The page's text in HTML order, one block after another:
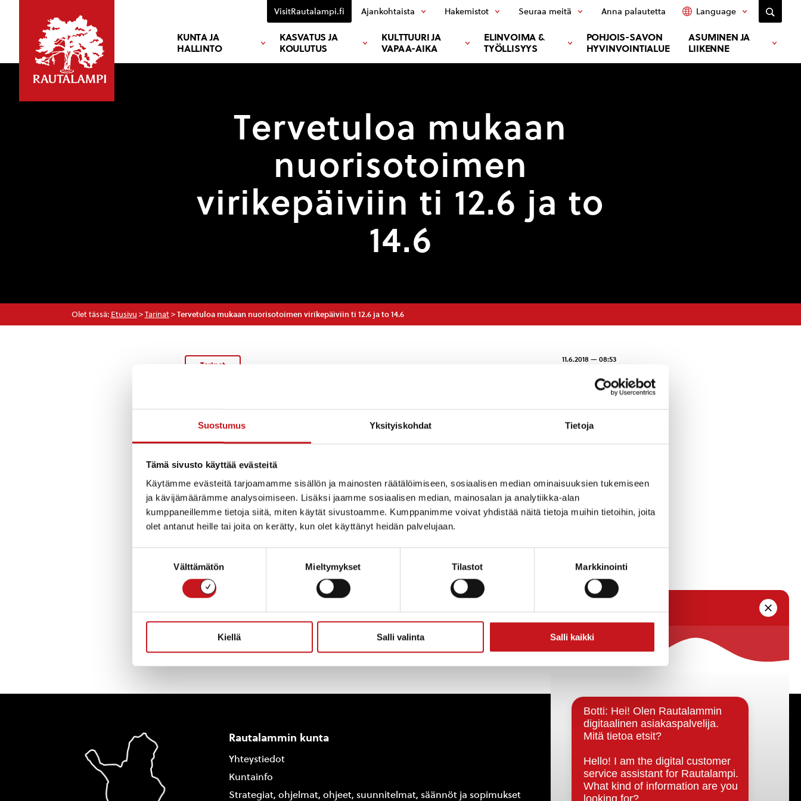
Suostumus Yksityiskohdat Tietoja
Tämä sivusto käyttää evästeitä
Käytämme evästeitä tarjoamamme sisällön ja mainosten räätälöimiseen, sosiaalisen median ominaisuuksien tukemiseen
ja kävijämäärämme analysoimiseen. Lisäksi jaamme sosiaalisen median, mainosalan ja analytiikka-alan
kumppaneillemme tietoja siitä, miten käytät sivustoamme. Kumppanimme voivat yhdistää näitä tietoja muihin tietoihin, joita
olet antanut heille tai joita on kerätty, kun olet käyttänyt heidän palvelujaan.
Välttämätön Mieltymykset Tilastot Markkinointi
Kiellä Salli valinta Salli kaikki
KUNTA JA
HALLINTO
KASVATUS JA
KOULUTUS
KULTTUURI JA
VAPAA-AIKA
ELINVOIMA &
TYÖLLISYYS
POHJOIS-SAVON
HYVINVOINTIALUE
ASUMINEN JA
LIIKENNE
VisitRautalampi.fi Ajankohtaista Hakemistot Seuraa meitä Anna palautetta Language
Tervetuloa mukaan
nuorisotoimen
virikepäiviin ti 12.6 ja to
14.6
Olet tässä: Etusivu > Tarinat> Tervetuloa mukaan nuorisotoimen virikepäiviin ti 12.6 ja to 14.6
Tarinat
11.6.2018 — 08:53
Viikolla 24 nuorisotoimi järjestää ohjattua virikettä lapsille ja nuorille:
Akrobatia/liikuntapäivä ti 12.6 kello 10-14 Matti Lohen koulun ympäristössä. Tavataan
koulun pihalla. Mukaan eväät, sisäliikuntavarusteet, lenkkarit ja uimavarusteet.
Heppapäivä to 14.6 kello 9-12. Tavataan ratsastuskeskuksen pihassa. Mukaan eväät ja
ulkoiluun soveltuvat vaatteet.
Päivät ovat maksuttomia eikä niissä ole ikärajoja. Tervetuloa mukaan kaikki halukkaat.
Ohjaajina Inna ja Nora.
« Uutishuone
Rautalammin kunta
Yhteystiedot
Kuntainfo
Strategiat, ohjelmat, ohjeet, suunnitelmat, säännöt ja sopimukset
Päätöksenteko ja lähidemokratia
Päätökset, esityslistat & pöytäkirjat
Hallinto
Kunnanhallitus